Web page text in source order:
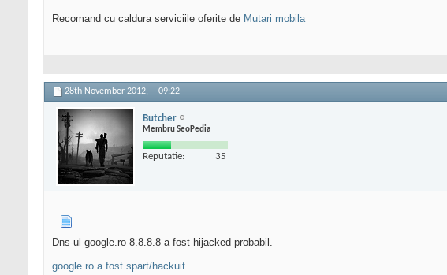
Recomand cu caldura serviciile oferite de Mutari mobila
28th November 2012, 09:22
Butcher
Membru SeoPedia
Reputatie: 35
Dns-ul google.ro 8.8.8.8 a fost hijacked probabil.
google.ro a fost spart/hackuit